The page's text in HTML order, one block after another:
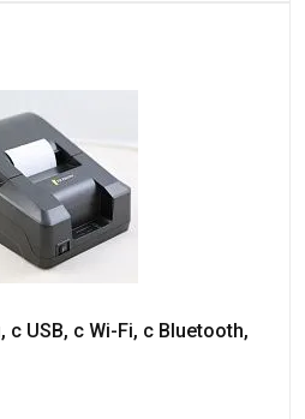
USB, c Wi-Fi, с Bluetooth,